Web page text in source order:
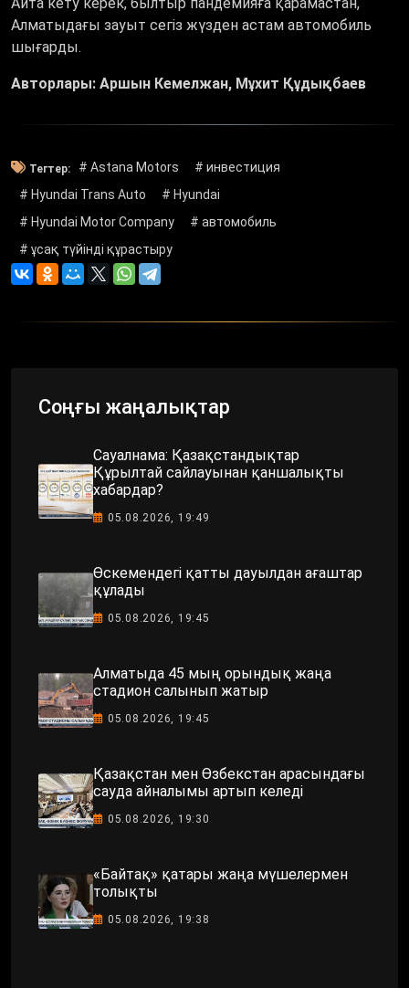
Алматыдағы зауыт сегіз жүзден астам автомобиль
шығарды.
Авторлары: Аршын Кемелжан, Мұхит Құдықбаев
Тегтер: # Аstana Motors
# инвестиция
# Hyundai Trans Auto
# Hyundai
# Hyundai Motor Company
# автомобиль
# ұсақ түйінді құрастыру
Соңғы жаңалықтар
Сауалнама: Қазақстандықтар
Құрылтай сайлауынан қаншалықты
хабардар?
05.08.2026, 19:49
Өскемендегі қатты дауылдан ағаштар
құлады
05.08.2026, 19:45
Алматыда 45 мың орындық жаңа
стадион салынып жатыр
05.08.2026, 19:45
Қазақстан мен Өзбекстан арасындағы
сауда айналымы артып келеді
05.08.2026, 19:30
«Байтақ» қатары жаңа мүшелермен
толықты
05.08.2026, 19:38